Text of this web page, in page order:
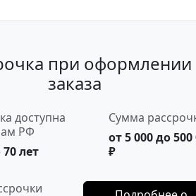
при оформлении
заказа
доступна
РФ
лет
Сумма
от 5 000 до 500
₽